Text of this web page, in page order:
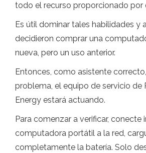
todo el recurso proporcionado por
Es útil dominar tales habilidades y
decidieron comprar una
nueva, pero un uso anterior.
Entonces, como asistente
problema, el equipo de servicio de
Energy estará actuando.
Para comenzar a verificar, conecte
computadora portátil a la red,
completamente la batería. Solo